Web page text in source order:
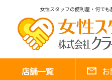
女性スタッフの便利屋・何でも
店舗一覧